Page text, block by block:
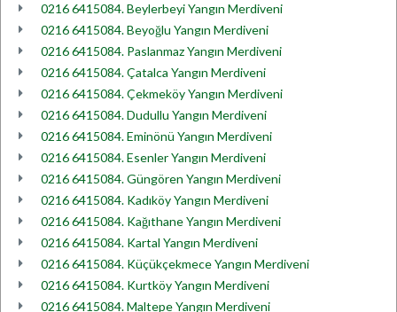
0216 6415084. Beylerbeyi Yangın Merdiveni
0216 6415084. Beyoğlu Yangın Merdiveni
0216 6415084. Paslanmaz Yangın Merdiveni
0216 6415084. Çatalca Yangın Merdiveni
0216 6415084. Çekmeköy Yangın Merdiveni
0216 6415084. Dudullu Yangın Merdiveni
0216 6415084. Eminönü Yangın Merdiveni
0216 6415084. Esenler Yangın Merdiveni
0216 6415084. Güngören Yangın Merdiveni
0216 6415084. Kadıköy Yangın Merdiveni
0216 6415084. Kağıthane Yangın Merdiveni
0216 6415084. Kartal Yangın Merdiveni
0216 6415084. Küçükçekmece Yangın Merdiveni
0216 6415084. Kurtköy Yangın Merdiveni
0216 6415084. Maltepe Yangın Merdiveni